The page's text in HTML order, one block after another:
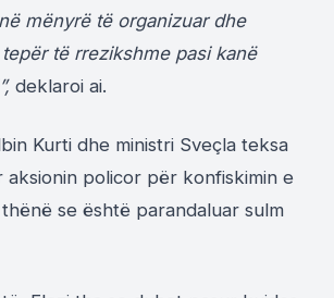
mënyrë të organizuar dhe
të rrezikshme pasi kanë
deklaroi ai.
Kurti dhe ministri Sveçla teksa
policor për konfiskimin e
se është parandaluar sulm